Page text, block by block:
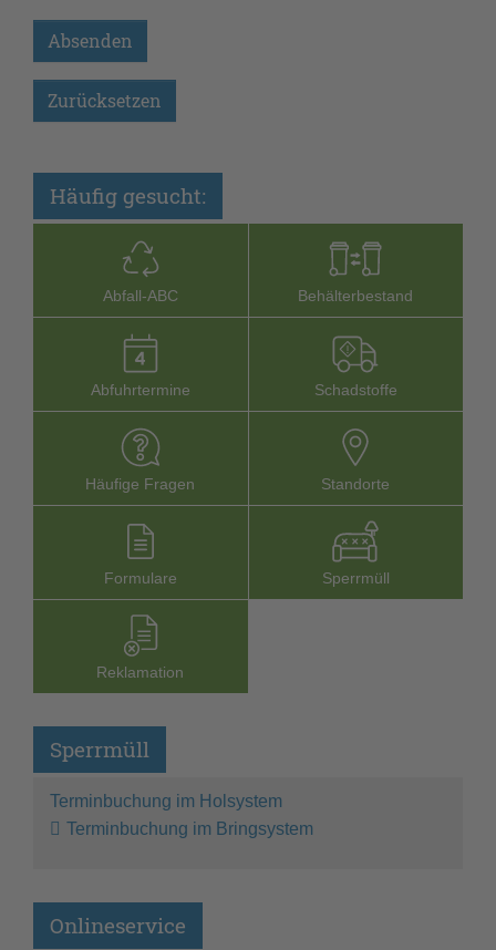
Häufig gesucht:
Abfall-­ABC Behälterbestand
Abfuhrtermine Schadstoffe
Häufige Fragen Stand­orte
Formu­lare Sperr­müll
Reklamation
Sperrmüll
Terminbuchung im Holsystem
Terminbuchung im Bringsystem
Onlineservice